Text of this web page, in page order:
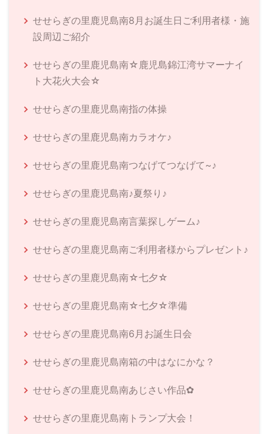
せせらぎの里鹿児島南8月お誕生日ご利用者様・施
設周辺ご紹介
せせらぎの里鹿児島南☆鹿児島錦江湾サマーナイ
ト大花火大会☆
せせらぎの里鹿児島南指の体操
せせらぎの里鹿児島南カラオケ♪
せせらぎの里鹿児島南つなげてつなげて~♪
せせらぎの里鹿児島南♪夏祭り♪
せせらぎの里鹿児島南言葉探しゲーム♪
せせらぎの里鹿児島南ご利用者様からプレゼント♪
せせらぎの里鹿児島南☆七夕☆
せせらぎの里鹿児島南☆七夕☆準備
せせらぎの里鹿児島南6月お誕生日会
せせらぎの里鹿児島南箱の中はなにかな？
せせらぎの里鹿児島南あじさい作品✿
せせらぎの里鹿児島南トランプ大会！